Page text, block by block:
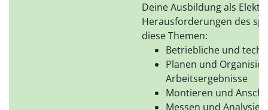
Deine Ausbildung als
Herausforderungen des
diese Themen:
Betriebliche und
Planen und
Arbeitsergebnisse
Montieren und
Messen und